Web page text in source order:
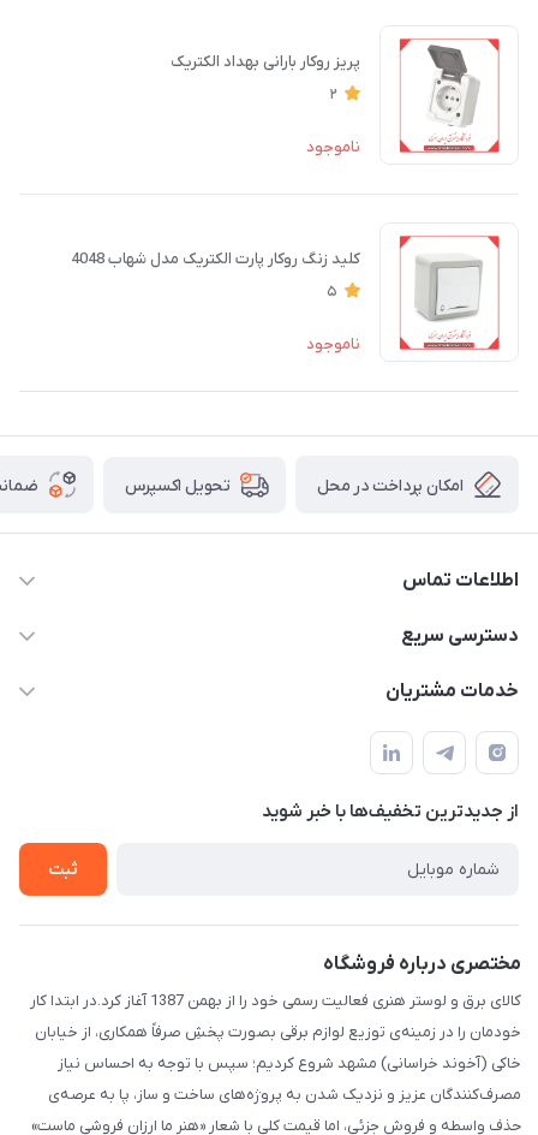
پریز روکار بارانی بهداد الکتریک
2
ناموجود
کلید زنگ روکار پارت الکتریک مدل شهاب 4048
5
ناموجود
امکان پرداخت در محل تحویل اکسپرس
اطلاعات تماس
۰۵۱-۳۵۱۴۸۰۰۰
دسترسی سریع
حساب کاربری
لیست محصولات
درباره ما
خدمات مشتریان
سامانه پیگیری مرسولات اداره پست
سوالات متداول
قوانین و مقررات
حریم خصوصی
از جدید‌ترین تخفیف‌ها با‌ خبر شوید
ثبت
مختصری درباره فروشگاه
کالای برق و لوستر هنری فعالیت رسمی خود را از بهمن 1387 آغاز کرد.در ابتدا کار
خودمان را در زمینه‌ی توزیع لوازم برقی بصورت پخشِ صرفاً همکاری، از خیابان
خاکی (آخوند خراسانی) مشهد شروع کردیم؛ سپس با توجه به احساس نیاز
مصرف‌کنندگان عزیز و نزدیک شدن به پروژه‌های ساخت و ساز، پا به عرصه‌ی
حذف واسطه و فروش جزئی، اما قیمت کلی با شعار «هنر ما ارزان فروشی ماست»